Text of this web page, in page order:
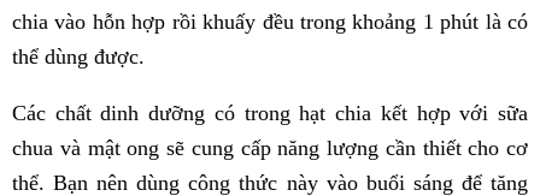
chia vào hỗn hợp rồi khuấy đều trong khoảng 1 phút là có
thể dùng được.
Các chất dinh dưỡng có trong hạt chia kết hợp với sữa
chua và mật ong sẽ cung cấp năng lượng cần thiết cho cơ
thể. Bạn nên dùng công thức này vào buổi sáng để tăng